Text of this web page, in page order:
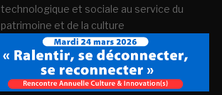
et sociale au service du
patrimoine et de la culture